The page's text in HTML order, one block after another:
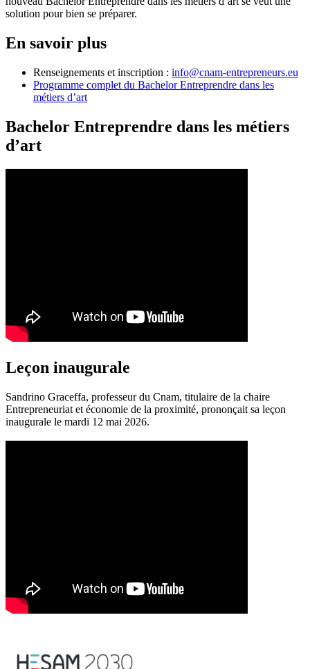
solution pour bien se préparer.
En savoir plus
Renseignements et inscription : info@cnam-entrepreneurs.eu
Programme complet du Bachelor Entreprendre dans les
métiers d’art
Bachelor Entreprendre dans les métiers
d’art
Leçon inaugurale
Sandrino Graceffa, professeur du Cnam, titulaire de la chaire
Entrepreneuriat et économie de la proximité, prononçait sa leçon
inaugurale le mardi 12 mai 2026.